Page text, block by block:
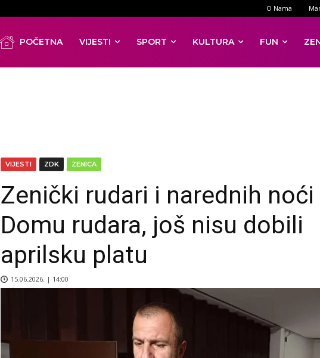
O Nama
POČETNA VIJESTI SPORT KULTURA FUN
VIJESTI ZDK ZENICA
Zenički rudari i narednih noći
Domu rudara, još nisu dobili
aprilsku platu
15.06.2026. | 14:00